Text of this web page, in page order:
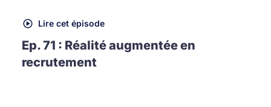
Lire cet épisode
Ep. 71 : Réalité augmentée en
recrutement